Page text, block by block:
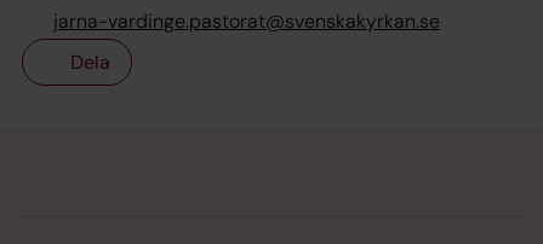
jarna-vardinge.pastorat@svenskakyrkan.se
Dela